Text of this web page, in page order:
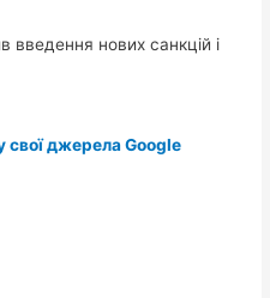
введення нових санкцій і
джерела Google